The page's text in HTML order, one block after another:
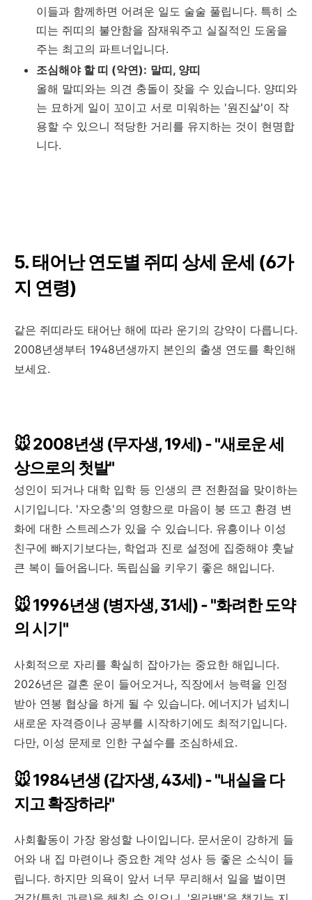
이들과 함께하면 어려운 일도 술술 풀립니다. 특히 소
띠는 쥐띠의 불안함을 잠재워주고 실질적인 도움을
주는 최고의 파트너입니다.
조심해야 할 띠 (악연): 말띠, 양띠
올해 말띠와는 의견 충돌이 잦을 수 있습니다. 양띠와
는 묘하게 일이 꼬이고 서로 미워하는 '원진살'이 작
용할 수 있으니 적당한 거리를 유지하는 것이 현명합
니다.
5. 태어난 연도별 쥐띠 상세 운세 (6가
지 연령)
같은 쥐띠라도 태어난 해에 따라 운기의 강약이 다릅니다.
2008년생부터 1948년생까지 본인의 출생 연도를 확인해
보세요.
🐭 2008년생 (무자생, 19세) - "새로운 세
상으로의 첫발"
성인이 되거나 대학 입학 등 인생의 큰 전환점을 맞이하는
시기입니다. '자오충'의 영향으로 마음이 붕 뜨고 환경 변
화에 대한 스트레스가 있을 수 있습니다. 유흥이나 이성
친구에 빠지기보다는, 학업과 진로 설정에 집중해야 훗날
큰 복이 들어옵니다. 독립심을 키우기 좋은 해입니다.
🐭 1996년생 (병자생, 31세) - "화려한 도약
의 시기"
사회적으로 자리를 확실히 잡아가는 중요한 해입니다.
2026년은 결혼 운이 들어오거나, 직장에서 능력을 인정
받아 연봉 협상을 하게 될 수 있습니다. 에너지가 넘치니
새로운 자격증이나 공부를 시작하기에도 최적기입니다.
다만, 이성 문제로 인한 구설수를 조심하세요.
🐭 1984년생 (갑자생, 43세) - "내실을 다
지고 확장하라"
사회활동이 가장 왕성할 나이입니다. 문서운이 강하게 들
어와 내 집 마련이나 중요한 계약 성사 등 좋은 소식이 들
립니다. 하지만 의욕이 앞서 너무 무리해서 일을 벌이면